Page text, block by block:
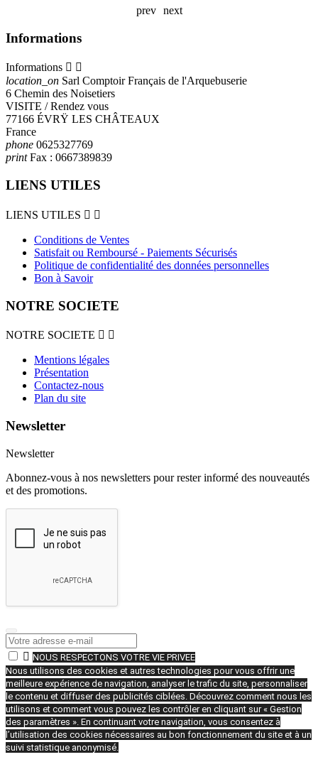
prev
next
Informations
Informations  
location_on Sarl Comptoir Français de l'Arquebuserie
6 Chemin des Noisetiers
VISITE / Rendez vous
77166 ÉVRŸ LES CHÂTEAUX
France
phone 0625327769
printFax : 0667389839
LIENS UTILES
LIENS UTILES  
Conditions de Ventes
Satisfait ou Remboursé - Paiements Sécurisés
Politique de confidentialité des données personnelles
Bon à Savoir
NOTRE SOCIETE
NOTRE SOCIETE  
Mentions légales
Présentation
Contactez-nous
Plan du site
Newsletter
Newsletter
Abonnez-vous à nos newsletters pour rester informé des nouveautés
et des promotions.
 NOUS RESPECTONS VOTRE VIE PRIVEE
Nous utilisons des cookies et autres technologies pour vous offrir une
meilleure expérience de navigation, analyser le trafic du site, personnaliser
le contenu et diffuser des publicités ciblées. Découvrez comment nous les
utilisons et comment vous pouvez les contrôler en cliquant sur « Gestion
des paramètres ». En continuant votre navigation, vous consentez à
l’utilisation des cookies nécessaires au bon fonctionnement du site et à un
suivi statistique anonymisé.